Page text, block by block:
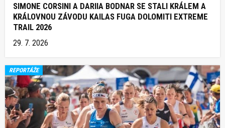
SIMONE CORSINI A DARIIA BODNAR SE STALI KRÁLEM A
KRÁLOVNOU ZÁVODU KAILAS FUGA DOLOMITI EXTREME
TRAIL 2026
29. 7. 2026
REPORTÁŽE